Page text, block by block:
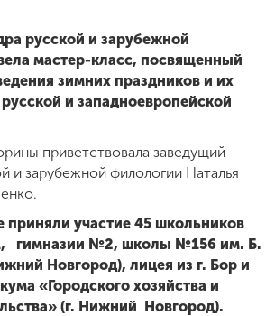
русской и зарубежной
мастер-класс, посвященный
зимних праздников и их
и западноевропейской
приветствовала заведущий
и зарубежной филологии Наталья
приняли участие 45 школьников
гимназии №2, школы №156 им. Б.
Новгород), лицея из г. Бор и
«Городского хозяйства и
(г. Нижний Новгород).